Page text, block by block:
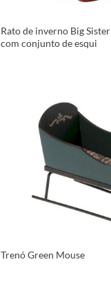
Rato de inverno Big Sister
com conjunto de esqui
Trenó Green Mouse